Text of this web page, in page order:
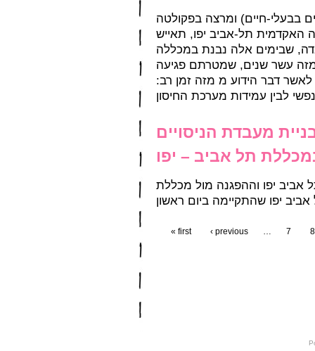
בבעלי-חיים) ומרצה בפקולטה
האקדמית תל-אביב יפו, תאייש
מזה עשר שנים, שמטרתם פגיעה
לאשר דבר הידוע מ מזה זמן רב:
מעבדת הניסויים
תל אביב – יפו
אביב יפו וההפגנה מול מכללת
יפו שהתקיימה ביום ראשון
« first ‹ previous … 7 8